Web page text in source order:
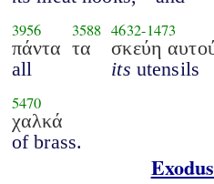
3956
πάντα
all
3588
τα
4632-1473
σκεύη
its utensils
5470
χαλκά
of brass.